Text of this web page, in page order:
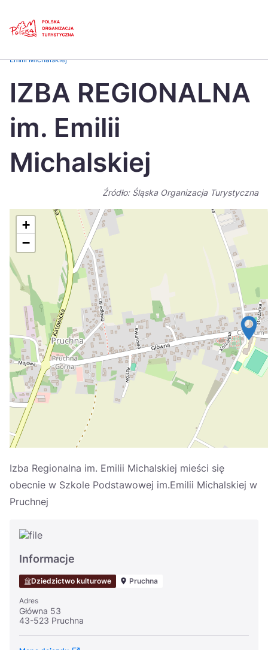
Česká 中国
Dansk
Italiano
日本
Português
Suomi
Україна
Zamknij
Emilii Michalskiej
IZBA REGIONALNA
im. Emilii
Michalskiej
Źródło: Śląska Organizacja Turystyczna
+
−
Izba Regionalna im. Emilii Michalskiej mieści się
obecnie w Szkole Podstawowej im.Emilii Michalskiej w
Pruchnej
Informacje
Dziedzictwo kulturowe Pruchna
Adres
Główna 53
43-523 Pruchna